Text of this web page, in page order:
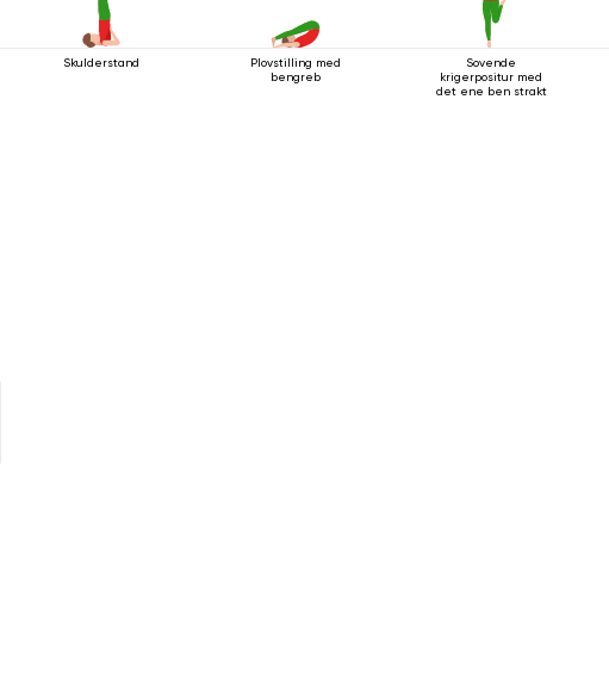
Skulderstand
Plovstilling med
bengreb
Sovende
krigerpositur med
det ene ben strakt